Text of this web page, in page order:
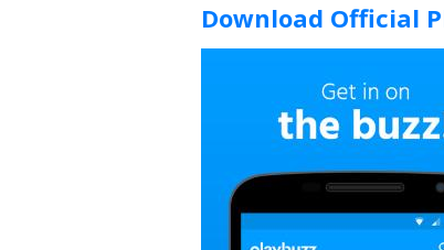
Download Official